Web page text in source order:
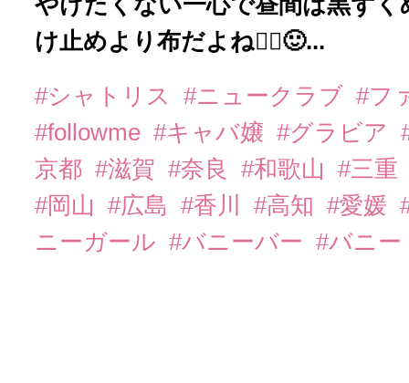
け止めより布だよね🙂‍↕️🙂...
#シャトリス #ニュークラブ #フ
#followme #キャバ嬢 #グラビア
京都 #滋賀 #奈良 #和歌山
#三重
#岡山
#広島 #香川 #高知 #愛媛
ニーガール #バニーバー #バニー